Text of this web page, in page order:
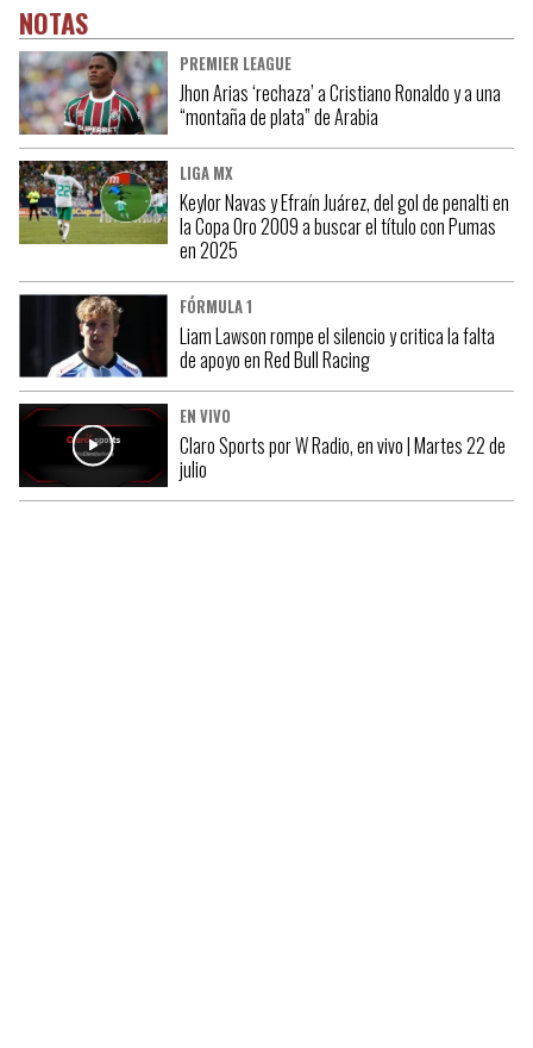
NOTAS
PREMIER LEAGUE
Jhon Arias ‘rechaza’ a Cristiano Ronaldo y a una
“montaña de plata” de Arabia
LIGA MX
Keylor Navas y Efraín Juárez, del gol de penalti en
la Copa Oro 2009 a buscar el título con Pumas
en 2025
FÓRMULA 1
Liam Lawson rompe el silencio y critica la falta
de apoyo en Red Bull Racing
EN VIVO
Claro Sports por W Radio, en vivo | Martes 22 de
julio